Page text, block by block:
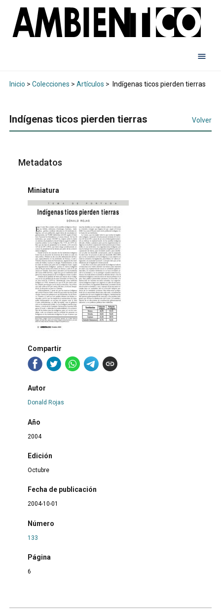
Inicio > Colecciones > Artículos > Indígenas ticos pierden tierras
Indígenas ticos pierden tierras Volver
Metadatos
Miniatura
Compartir
Autor
Donald Rojas
Año
2004
Edición
Octubre
Fecha de publicación
2004-10-01
Número
133
Página
6